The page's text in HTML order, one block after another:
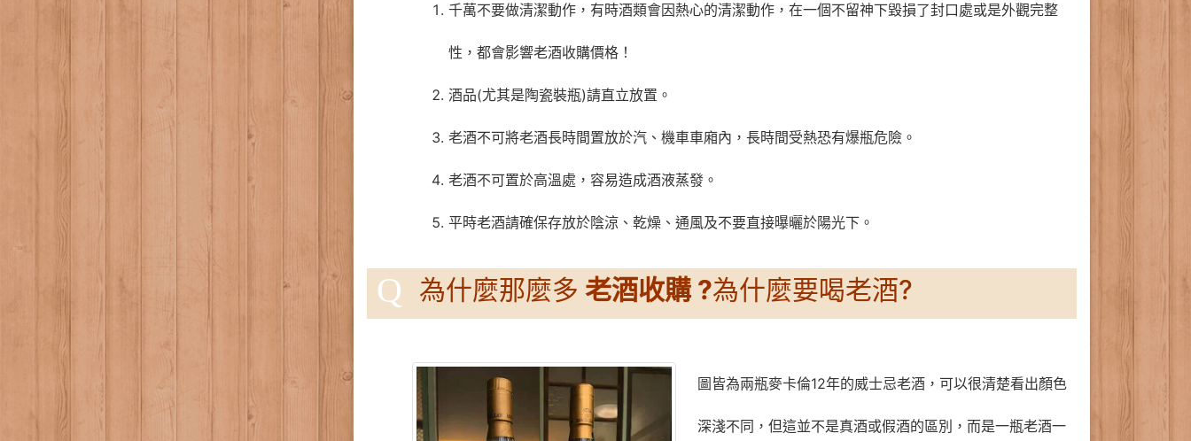
千萬不要做清潔動作，有時酒類會因熱心的清潔動作，在一個不留神下毀損了封口處或是外觀完整
性，都會影響老酒收購價格！
酒品(尤其是陶瓷裝瓶)請直立放置。
老酒不可將老酒長時間置放於汽、機車車廂內，長時間受熱恐有爆瓶危險。
老酒不可置於高溫處，容易造成酒液蒸發。
平時老酒請確保存放於陰涼、乾燥、通風及不要直接曝曬於陽光下。
Q 為什麼那麼多 老酒收購 ?為什麼要喝老酒?
圖皆為兩瓶麥卡倫12年的威士忌老酒，可以很清楚看出顏色
深淺不同，但這並不是真酒或假酒的區別，而是一瓶老酒一